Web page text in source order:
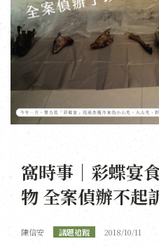
窩時事｜彩蝶宴
物 全案偵辦不起
陳信安 議題追蹤 2018/10/11